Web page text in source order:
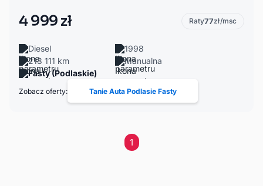
4 999 zł Raty77zł/msc
Diesel
1998
213 111 km
Manualna
Fasty (Podlaskie)
Zobacz oferty: Tanie Auta Podlasie Fasty
1